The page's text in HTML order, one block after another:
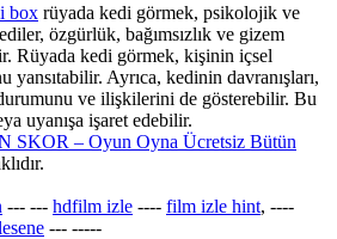
box rüyada kedi görmek​, psikolojik ve
özgürlük, bağımsızlık ve gizem
Rüyada kedi görmek, kişinin içsel
yansıtabilir. Ayrıca, kedinin davranışları,
ve ilişkilerini de gösterebilir. Bu
uyanışa işaret edebilir.
SKOR – Oyun Oyna Ücretsiz Bütün
--- --- hdfilm izle ---- film izle hint, ----
--- -----